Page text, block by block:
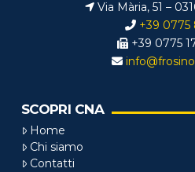
Via Mària, 51 –
+39 0775
+39 0775
SCOPRI CNA
Home
Chi siamo
Contatti